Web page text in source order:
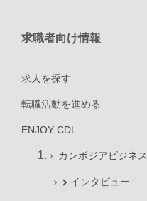
求職者向け情報
求人を探す
転職活動を進める
ENJOY CDL
カンボジアビジネス
インタビュー